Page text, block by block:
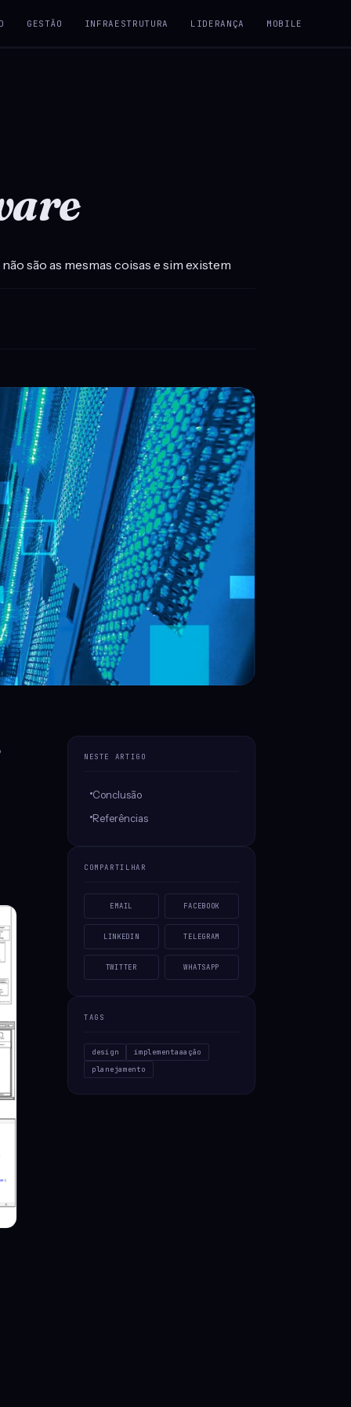
GESTÃO INFRAESTRUTURA LIDERANÇA MOBILE
são as mesmas coisas e sim existem
NESTE ARTIGO
Conclusão
Referências
COMPARTILHAR
EMAIL FACEBOOK
LINKEDIN TELEGRAM
TWITTER WHATSAPP
TAGS
design
implementaaação
planejamento